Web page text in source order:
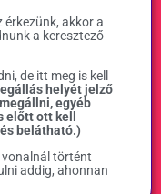
akkor a
a keresztező
de itt meg is kell
helyét jelző
egyéb
előtt ott kell
belátható.)
vonalnál történt
addig, ahonnan